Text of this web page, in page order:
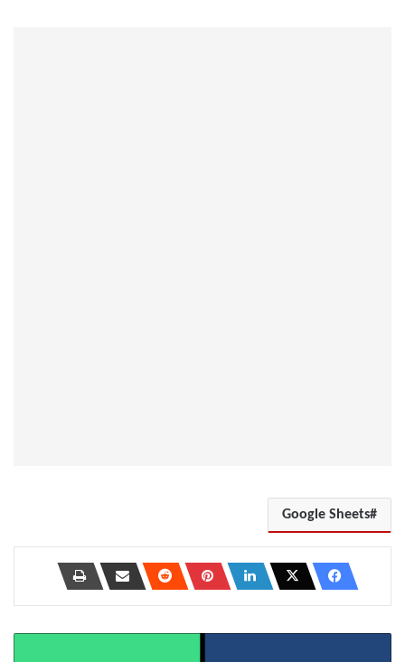
Google Sheets